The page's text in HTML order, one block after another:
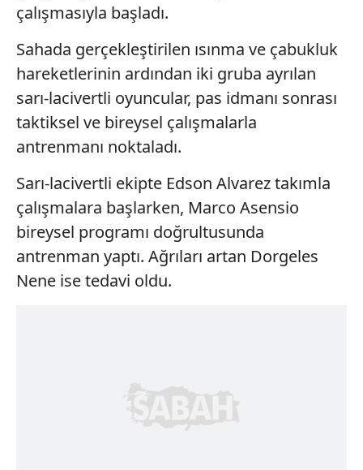
çalışmasıyla başladı.
Sahada gerçekleştirilen ısınma ve çabukluk
hareketlerinin ardından iki gruba ayrılan
sarı-lacivertli oyuncular, pas idmanı sonrası
taktiksel ve bireysel çalışmalarla
antrenmanı noktaladı.
Sarı-lacivertli ekipte Edson Alvarez takımla
çalışmalara başlarken, Marco Asensio
bireysel programı doğrultusunda
antrenman yaptı. Ağrıları artan Dorgeles
Nene ise tedavi oldu.